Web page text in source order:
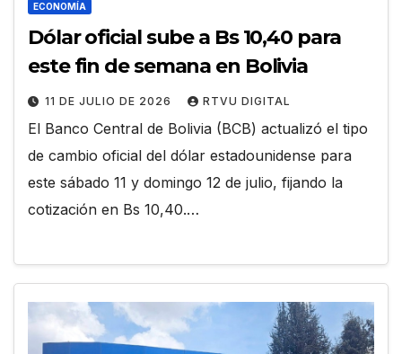
ECONOMÍA
Dólar oficial sube a Bs 10,40 para
este fin de semana en Bolivia
11 DE JULIO DE 2026 RTVU DIGITAL
El Banco Central de Bolivia (BCB) actualizó el tipo
de cambio oficial del dólar estadounidense para
este sábado 11 y domingo 12 de julio, fijando la
cotización en Bs 10,40.…